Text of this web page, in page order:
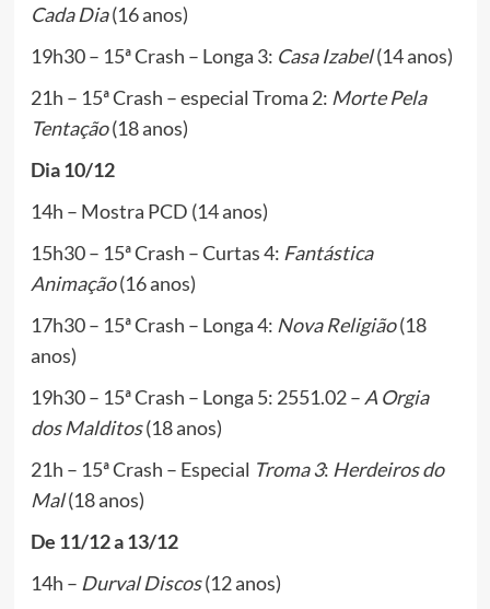
Cada Dia(16 anos)
19h30 – 15ª Crash – Longa 3: Casa Izabel(14 anos)
21h – 15ª Crash – especial Troma 2: Morte Pela
Tentação(18 anos)
Dia 10/12
14h – Mostra PCD (14 anos)
15h30 – 15ª Crash – Curtas 4: Fantástica
Animação(16 anos)
17h30 – 15ª Crash – Longa 4: Nova Religião(18
anos)
19h30 – 15ª Crash – Longa 5: 2551.02 – A Orgia
dos Malditos(18 anos)
21h – 15ª Crash – Especial Troma 3: Herdeiros do
Mal(18 anos)
De 11/12 a 13/12
14h – Durval Discos(12 anos)